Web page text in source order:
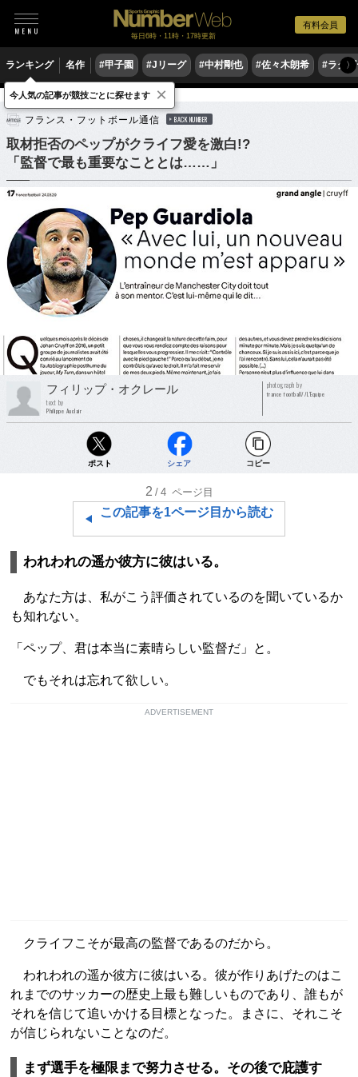
有料会員
毎日6時・11時・17時更新
ランキング 名作 #甲子園 #Jリーグ #中村剛也 #佐々木朗希 #ラグ〉
サッカー 海外サッカー
フランス・フットボール通信 BACK NUMBER
取材拒否のペップがクライフ愛を激白!?
「監督で最も重要なこととは……」
フィリップ・オクレール
text by
Philippe Auclair
photograph by
france football//L'Equipe
ポスト シェア コピー
2 /4 ページ目
この記事を1ページ目から読む
われわれの遥か彼方に彼はいる。
あなた方は、私がこう評価されているのを聞いているか
も知れない。
「ペップ、君は本当に素晴らしい監督だ」と。
でもそれは忘れて欲しい。
ADVERTISEMENT
クライフこそが最高の監督であるのだから。
われわれの遥か彼方に彼はいる。彼が作りあげたのはこ
れまでのサッカーの歴史上最も難しいものであり、誰もが
それを信じて追いかける目標となった。まさに、それこそ
が信じられないことなのだ。
まず選手を極限まで努力させる。その後で庇護す
今人気の記事が競技ごとに探せます ×